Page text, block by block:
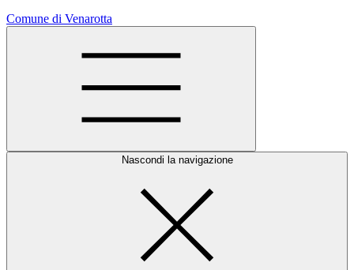
Comune di Venarotta
Nascondi la navigazione